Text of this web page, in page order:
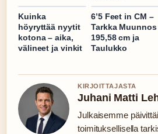
Kuinka
höyryttää nyytit
kotona – aika,
välineet ja vinkit
6’5 Feet in CM –
Tarkka Muunnos
195,58 cm ja
Taulukko
KIRJOITTAJASTA
Juhani Matti
Julkaisemme
toimituksellisella